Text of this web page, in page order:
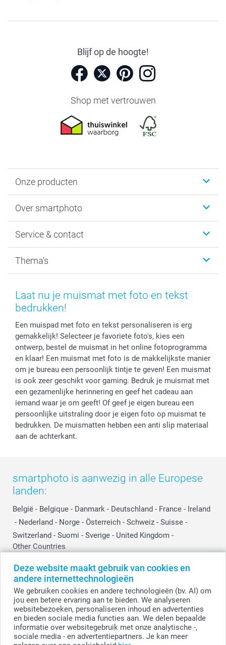
Deze website maakt gebruik van cookies en
andere internettechnologieën
We gebruiken cookies en andere technologieën (bv. AI) om
jou een betere ervaring aan te bieden. We analyseren
websitebezoeken, personaliseren inhoud en advertenties
en bieden sociale media functies aan. We delen bepaalde
informatie over websitegebruik met onze analytische -,
sociale media - en advertentiepartners. Je kan meer
Blijf op de hoogte!
Shop met vertrouwen
Onze producten
Fotoboeken
Fotocadeaus
Kaarten
Over smartphoto
Vacatures
Bestelproces
Herroepingsrecht
Privacy
Reviews
Prijslijst
Investor Relations
Service & contact
Tevredenheidsgarantie
Mijn orderstatus
smartbonus
service@smartphoto.nl
Affiliate partnerprogramma
Partnerships
Influencer partnerprogramma
Thema's
Baby
Moederdag
Huwelijk
Laat nu je muismat met foto en tekst
bedrukken!
Een muispad met foto en tekst personaliseren is erg
gemakkelijk! Selecteer je favoriete foto's, kies een
ontwerp, bestel de muismat in het online fotoprogramma
en klaar! Een muismat met foto is de makkelijkste manier
om je bureau een persoonlijk tintje te geven! Een muismat
is ook zeer geschikt voor gaming. Bedruk je muismat met
een gezamenlijke herinnering en geef het cadeau aan
iemand waar je om geeft! Of geef je eigen bureau een
persoonlijke uitstraling door je eigen foto op muismat te
bedrukken. De muismatten hebben een anti slip materiaal
aan de achterkant.
smartphoto is aanwezig in alle Europese
landen:
België - Belgique - Danmark - Deutschland - France - Ireland
- Nederland - Norge - Österreich - Schweiz - Suisse -
Switzerland - Suomi - Sverige - United Kingdom -
Other Countries
© smartphoto group. Alle rechten voorbehouden.Disclaimer
Alle prijzen zijn in EURO (€) inclusief BTW en exclusief verzendkosten.